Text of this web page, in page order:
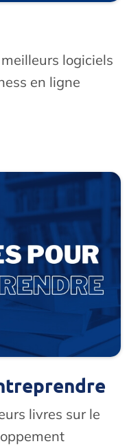
logiciels
en ligne
livres sur le